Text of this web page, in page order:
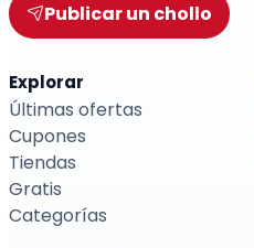
Publicar un chollo
Explorar
Últimas ofertas
Cupones
Tiendas
Gratis
Categorías